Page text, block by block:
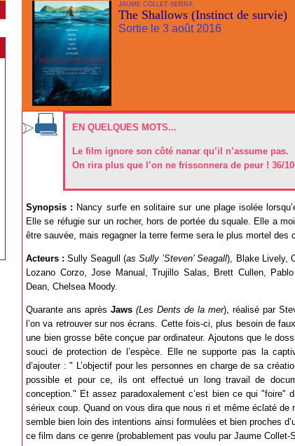
JAUME COLLET-SERRA
The Shallows (Instinct de survie)
Sortie le 3 août 2016
EN QUELQUES MOTS...
Le film ignore son côté nanar qu’il n’assume pas.
On rira plus que l’on ne frissonnera de peur ! 36/
Synopsis : Nancy surfe en solitaire sur une plage isolée
Elle se réfugie sur un rocher, hors de portée du squale. Elle a
être sauvée, mais regagner la terre ferme sera le plus mortel des
Acteurs : Sully Seagull (as Sully ’Steven’ Seagall), Blake Lively,
Lozano Corzo, Jose Manual, Trujillo Salas, Brett Cullen,
Dean, Chelsea Moody.
Quarante ans après Jaws (Les Dents de la mer), réalisé par
l’on va retrouver sur nos écrans. Cette fois-ci, plus besoin de
une bien grosse bête conçue par ordinateur. Ajoutons que le
souci de protection de l’espèce. Elle ne supporte pas la
d’ajouter : " L’objectif pour les personnes en charge de sa
possible et pour ce, ils ont effectué un long travail de
conception." Et assez paradoxalement c’est bien ce qui "foire"
sérieux coup. Quand on vous dira que nous ri et même éclaté de
semble bien loin des intentions ainsi formulées et bien proches
ce film dans ce genre (probablement pas voulu par Jaume